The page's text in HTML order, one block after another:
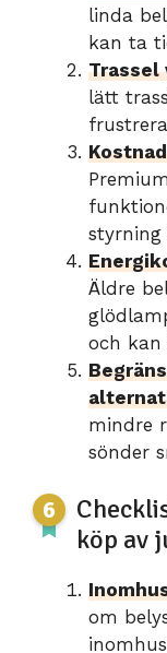
linda
kan ta
Trassel
lätt
styrning
Äldre
och kan
mindre
sönder
köp av
om